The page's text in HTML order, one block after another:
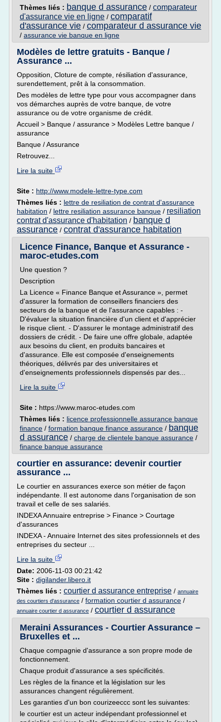
Thèmes liés : banque d assurance / comparateur
d'assurance vie en ligne / comparatif
d'assurance vie / comparateur d assurance vie
/ assurance vie banque en ligne
Modèles de lettre gratuits - Banque /
Assurance ...
Opposition, Cloture de compte, résiliation d'assurance,
surendettement, prêt à la consommation.
Des modèles de lettre type pour vous accompagner dans
vos démarches auprès de votre banque, de votre
assurance ou de votre organisme de crédit.
Accueil > Banque / assurance > Modèles Lettre banque /
assurance
Banque / Assurance
Retrouvez...
Lire la suite
Site : http://www.modele-lettre-type.com
Thèmes liés : lettre de resiliation de contrat d'assurance
habitation / lettre resiliation assurance banque / resiliation
contrat d'assurance d'habitation / banque d
assurance / contrat d'assurance habitation
Licence Finance, Banque et Assurance -
maroc-etudes.com
Une question ?
Description
La Licence « Finance Banque et Assurance », permet
d'assurer la formation de conseillers financiers des
secteurs de la banque et de l'assurance capables : -
D'évaluer la situation financière d'un client et d'apprécier
le risque client. - D'assurer le montage administratif des
dossiers de crédit. - De faire une offre globale, adaptée
aux besoins du client, en produits bancaires et
d'assurance. Elle est composée d'enseignements
théoriques, délivrés par des universitaires et
d'enseignements professionnels dispensés par des...
Lire la suite
Site : https://www.maroc-etudes.com
Thèmes liés : licence professionnelle assurance banque
finance / formation banque finance assurance / banque
d assurance / charge de clientele banque assurance /
finance banque assurance
courtier en assurance: devenir courtier
assurance ...
Le courtier en assurances exerce son métier de façon
indépendante. Il est autonome dans l'organisation de son
travail et celle de ses salariés.
INDEXA Annuaire entreprise > Finance > Courtage
d'assurances
INDEXA - Annuaire Internet des sites professionnels et des
entreprises du secteur ...
Lire la suite
Date: 2006-11-03 00:21:42
Site : digilander.libero.it
Thèmes liés : courtier d assurance entreprise / annuaire
des courtiers d'assurance / formation courtier d assurance /
annuaire courtier d assurance / courtier d assurance
Meraini Assurances - Courtier Assurance –
Bruxelles et ...
Chaque compagnie d'assurance a son propre mode de
fonctionnement.
Chaque produit d'assurance a ses spécificités.
Les règles de la finance et la législation sur les
assurances changent régulièrement.
Les garanties d'un bon courizeeccc sont les suivantes:
le courtier est un acteur indépendant professionnel et